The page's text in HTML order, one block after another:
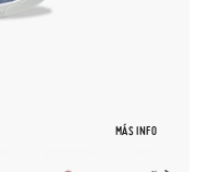
MÁS INFO